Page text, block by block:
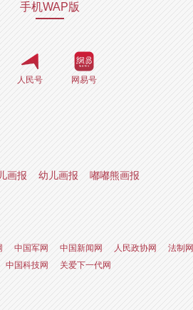
手机WAP版
人民号 网易号
画报 幼儿画报 嘟嘟熊画报
中国军网 中国新闻网 人民政协网 法制网
中国科技网 关爱下一代网